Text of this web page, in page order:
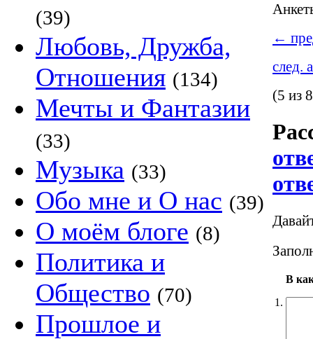
(39)
Любовь, Дружба,
Отношения (134)
Мечты и Фантазии
(33)
Музыка (33)
Обо мне и О нас (39)
О моём блоге (8)
Политика и
Общество (70)
Прошлое и
←
след.
(5 из
1.
В